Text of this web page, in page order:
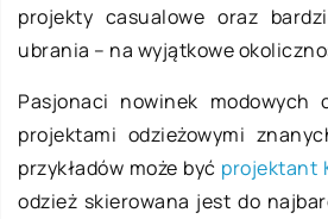
projekty casualowe oraz
ubrania – na wyjątkowe
Pasjonaci nowinek modowych
projektami odzieżowymi
przykładów może być projektant
odzież skierowana jest do